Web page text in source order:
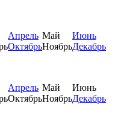
Апрель Май
Июнь
ОктябрьНоябрьДекабрь
Апрель Май
Июнь
ОктябрьНоябрьДекабрь